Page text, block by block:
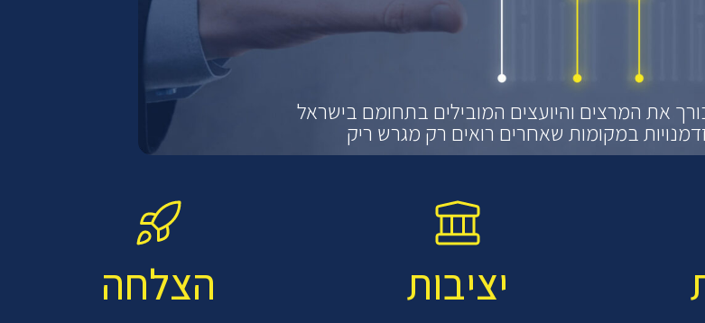
את המרצים והיועצים המובילים בתחומם בישראל
במקומות שאחרים רואים רק מגרש ריק
יציבות הצלחה